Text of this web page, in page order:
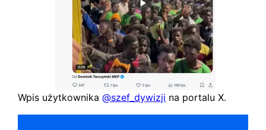
Wpis użytkownika@szef_dywizji na portalu X.